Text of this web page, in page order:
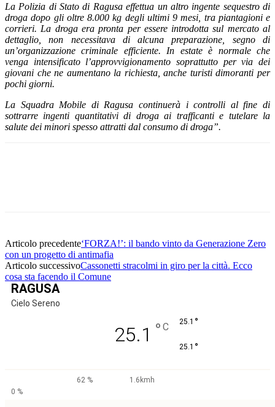
La Polizia di Stato di Ragusa effettua un altro ingente sequestro di
droga dopo gli oltre 8.000 kg degli ultimi 9 mesi, tra piantagioni e
corrieri. La droga era pronta per essere introdotta sul mercato al
dettaglio, non necessitava di alcuna preparazione, segno di
un’organizzazione criminale efficiente. In estate è normale che
venga intensificato l’approvvigionamento soprattutto per via dei
giovani che ne aumentano la richiesta, anche turisti dimoranti per
pochi giorni.
La Squadra Mobile di Ragusa continuerà i controlli al fine di
sottrarre ingenti quantitativi di droga ai trafficanti e tutelare la
salute dei minori spesso attratti dal consumo di droga”.
Articolo precedente‘FORZA!’: il bando vinto da Generazione Zero
con un progetto di antimafia
Articolo successivoCassonetti stracolmi in giro per la città. Ecco
cosa sta facendo il Comune
RAGUSA
Cielo Sereno
25.1 ° C 25.1 °
25.1 °
62 %
1.6kmh
0 %